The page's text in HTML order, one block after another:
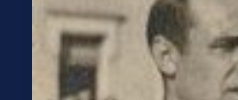
Search